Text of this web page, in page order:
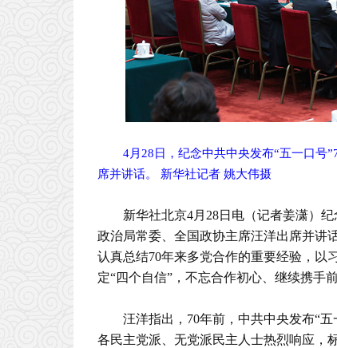
4月28日，纪念中共中央发布“五一口号
席并讲话。 新华社记者 姚大伟摄
新华社北京4月28日电（记者姜潇）
政治局常委、全国政协主席汪洋出席并讲
认真总结70年来多党合作的重要经验，以
定“四个自信”，不忘合作初心、继续携手
汪洋指出，70年前，中共中央发布“
各民主党派、无党派民主人士热烈响应，